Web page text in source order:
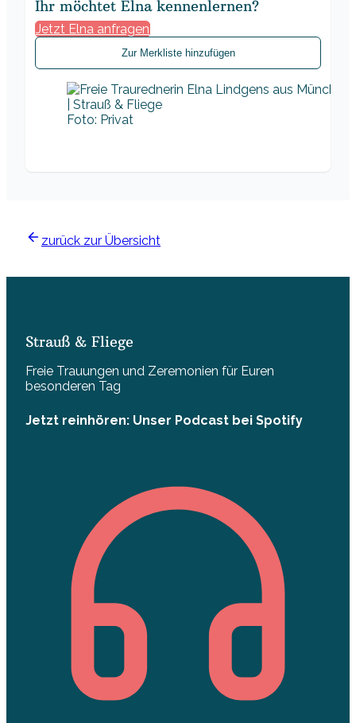
Ihr möchtet Elna kennenlernen?
Jetzt Elna anfragen
Zur Merkliste hinzufügen
Foto: Privat
zurück zur Übersicht
Strauß & Fliege
Freie Trauungen und Zeremonien für Euren
besonderen Tag
Jetzt reinhören: Unser Podcast bei Spotify